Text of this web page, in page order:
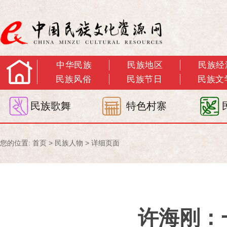
中华民族 民族地区
民族经
民族风俗
民族节日 民族文
民族歌舞 特色村寨
您的位置: 首页 > 民族人物 > 详细页面
许海刚